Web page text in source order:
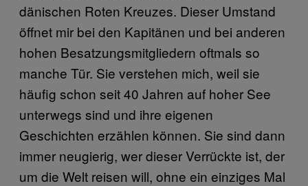
dänischen Roten Kreuzes. Dieser Umstand
öffnet mir bei den Kapitänen und bei anderen
hohen Besatzungsmitgliedern oftmals so
manche Tür. Sie verstehen mich, weil sie
häufig schon seit 40 Jahren auf hoher See
unterwegs sind und ihre eigenen
Geschichten erzählen können. Sie sind dann
immer neugierig, wer dieser Verrückte ist, der
um die Welt reisen will, ohne ein einziges Mal